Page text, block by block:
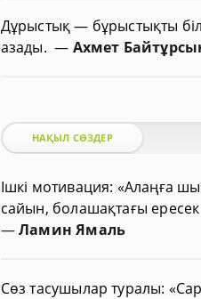
Дұрыстық — бұрыстықты
азады.— Ахмет
НАҚЫЛ СӨЗДЕР
Ішкі мотивация: «Алаңға
сайын, болашақтағы ересек
—Ламин Ямаль
Сөз тасушылар туралы: